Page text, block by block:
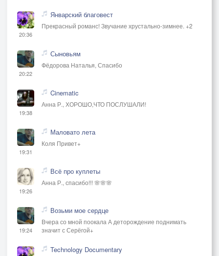
20:36
Январский благовест
Прекрасный романс! Звучание хрустально-зимнее. +2
20:22
Сыновьям
Фёдорова Наталья, Спасибо
19:38
Cinematic
Анна Р., ХОРОШО,ЧТО ПОСЛУШАЛИ!
19:31
Маловато лета
Коля Привет+
19:26
Всё про куплеты
Анна Р., спасибо!!! 🌸🌸🌸
19:24
Возьми мое сердце
Вчера со мной поокала А деторождение поднимать
значит с Серёгой+
Technology Documentary